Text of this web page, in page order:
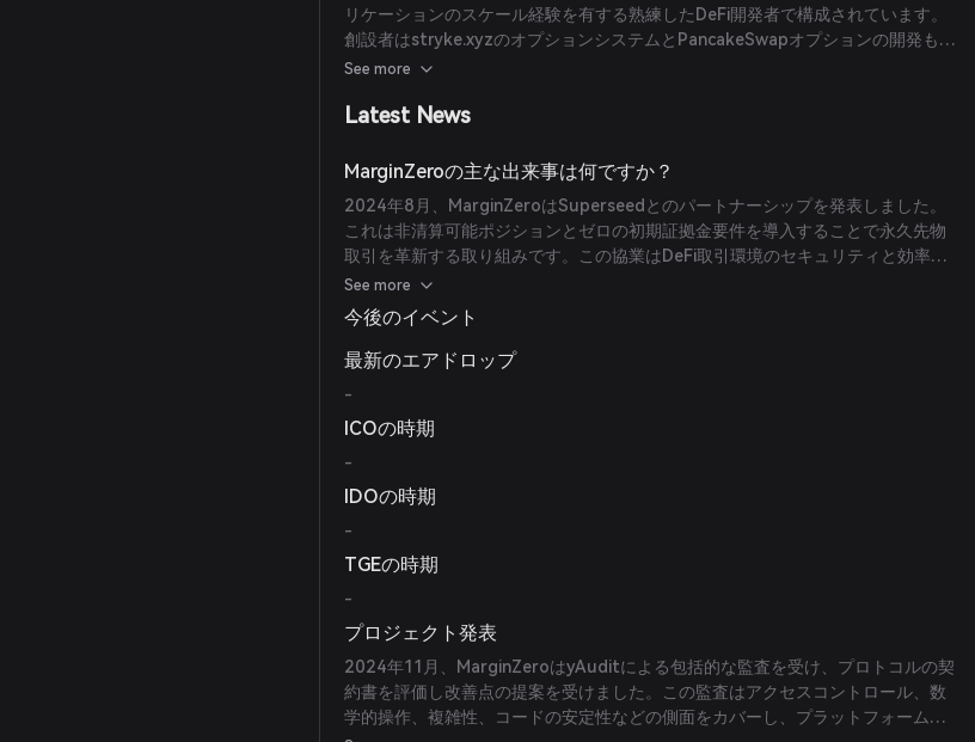
リケーションのスケール経験を有する熟練したDeFi開発者で構成されています。
創設者はstryke.xyzのオプションシステムとPancakeSwapオプションの開発も手
掛けており、DeFi分野での卓越した専門知識を誇っています。
See more
Latest News
MarginZeroの主な出来事は何ですか？
2024年8月、MarginZeroはSuperseedとのパートナーシップを発表しました。
これは非清算可能ポジションとゼロの初期証拠金要件を導入することで永久先物
取引を革新する取り組みです。この協業はDeFi取引環境のセキュリティと効率を
向上させることが期待されています。
See more
今後のイベント
最新のエアドロップ
-
ICOの時期
-
IDOの時期
-
TGEの時期
-
プロジェクト発表
2024年11月、MarginZeroはyAuditによる包括的な監査を受け、プロトコルの契
約書を評価し改善点の提案を受けました。この監査はアクセスコントロール、数
学的操作、複雑性、コードの安定性などの側面をカバーし、プラットフォームの